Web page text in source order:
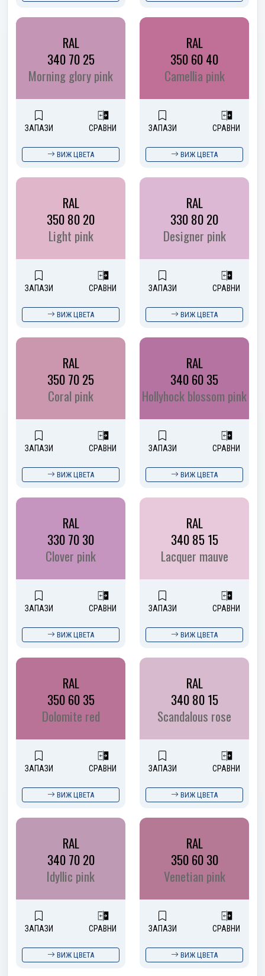
RAL
340 70 25
Morning glory pink
ЗАПАЗИ СРАВНИ
ВИЖ ЦВЕТА
RAL
350 60 40
Camellia pink
ЗАПАЗИ СРАВНИ
ВИЖ ЦВЕТА
RAL
350 80 20
Light pink
ЗАПАЗИ СРАВНИ
ВИЖ ЦВЕТА
RAL
330 80 20
Designer pink
ЗАПАЗИ СРАВНИ
ВИЖ ЦВЕТА
RAL
350 70 25
Coral pink
ЗАПАЗИ СРАВНИ
ВИЖ ЦВЕТА
RAL
340 60 35
Hollyhock blossom pink
ЗАПАЗИ СРАВНИ
ВИЖ ЦВЕТА
RAL
330 70 30
Clover pink
ЗАПАЗИ СРАВНИ
ВИЖ ЦВЕТА
RAL
340 85 15
Lacquer mauve
ЗАПАЗИ СРАВНИ
ВИЖ ЦВЕТА
RAL
350 60 35
Dolomite red
ЗАПАЗИ СРАВНИ
ВИЖ ЦВЕТА
RAL
340 80 15
Scandalous rose
ЗАПАЗИ СРАВНИ
ВИЖ ЦВЕТА
RAL
340 70 20
Idyllic pink
ЗАПАЗИ СРАВНИ
ВИЖ ЦВЕТА
RAL
350 60 30
Venetian pink
ЗАПАЗИ СРАВНИ
ВИЖ ЦВЕТА